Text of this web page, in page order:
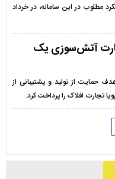
مطلوب در این سامانه، در خرداد
ریال خسارت آتش‌سوزی یک
حمایت از تولید و پشتیبانی از